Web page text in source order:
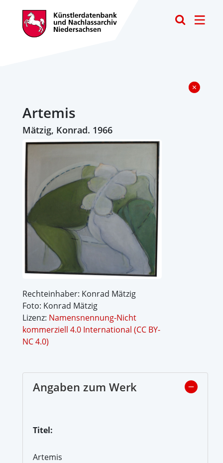
Artemis
Mätzig, Konrad. 1966
Rechteinhaber: Konrad Mätzig
Foto: Konrad Mätzig
Lizenz: Namensnennung-Nicht
kommerziell 4.0 International (CC BY-
NC 4.0)
Angaben zum Werk
Titel:
Artemis